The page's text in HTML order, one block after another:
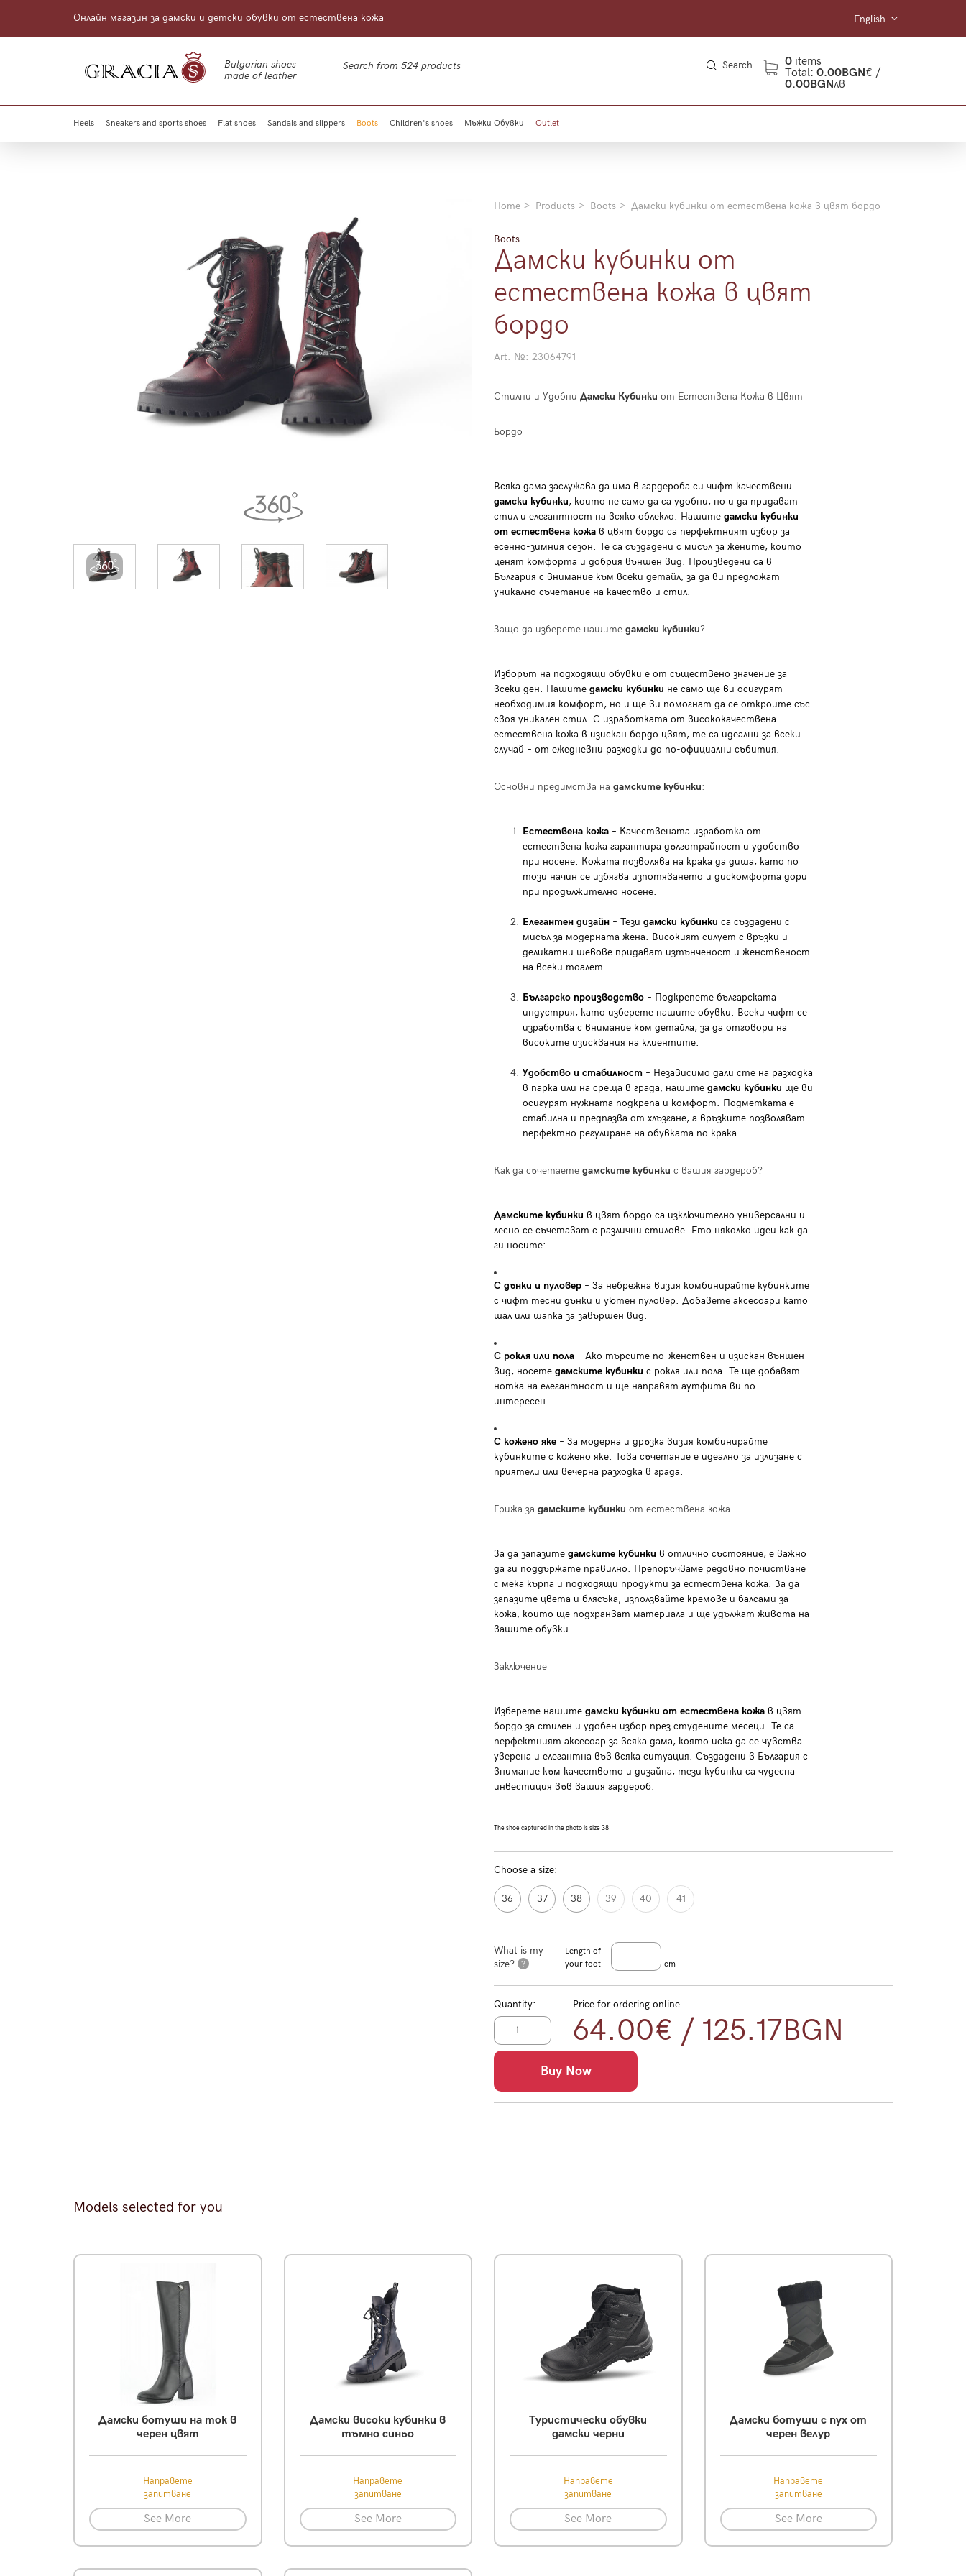
Онлайн магазин за дамски и детски обувки от естествена кожа English
Bulgarian shoes
made of leather
0 items
Total:0.00BGN€ /
0.00BGNлв
Search
Heels Sneakers and sports shoes Flat shoes Sandals and slippers Boots Children's shoes Мъжки Обувки Outlet
Home Products Boots Дамски кубинки от естествена кожа в цвят бордо
Boots
Дамски кубинки от
естествена кожа в цвят
бордо
Art. №: 23064791
Стилни и Удобни Дамски Кубинки от Естествена Кожа в Цвят
Бордо
Всяка дама заслужава да има в гардероба си чифт качествени
дамски кубинки, които не само да са удобни, но и да придават
стил и елегантност на всяко облекло. Нашите дамски кубинки
от естествена кожа в цвят бордо са перфектният избор за
есенно-зимния сезон. Те са създадени с мисъл за жените, които
ценят комфорта и добрия външен вид. Произведени са в
България с внимание към всеки детайл, за да ви предложат
уникално съчетание на качество и стил.
Защо да изберете нашите дамски кубинки?
Изборът на подходящи обувки е от съществено значение за
всеки ден. Нашите дамски кубинки не само ще ви осигурят
необходимия комфорт, но и ще ви помогнат да се откроите със
своя уникален стил. С изработката от висококачествена
естествена кожа в изискан бордо цвят, те са идеални за всеки
случай – от ежедневни разходки до по-официални събития.
Основни предимства на дамските кубинки:
Естествена кожа – Качествената изработка от
естествена кожа гарантира дълготрайност и удобство
при носене. Кожата позволява на крака да диша, като по
този начин се избягва изпотяването и дискомфорта дори
при продължително носене.
Елегантен дизайн – Тези дамски кубинки са създадени с
мисъл за модерната жена. Високият силует с връзки и
деликатни шевове придават изтънченост и женственост
на всеки тоалет.
Българско производство – Подкрепете българската
индустрия, като изберете нашите обувки. Всеки чифт се
изработва с внимание към детайла, за да отговори на
високите изисквания на клиентите.
Удобство и стабилност – Независимо дали сте на разходка
в парка или на среща в града, нашите дамски кубинки ще ви
осигурят нужната подкрепа и комфорт. Подметката е
стабилна и предпазва от хлъзгане, а връзките позволяват
перфектно регулиране на обувката по крака.
Как да съчетаете дамските кубинки с вашия гардероб?
Дамските кубинки в цвят бордо са изключително универсални и
лесно се съчетават с различни стилове. Ето няколко идеи как да
ги носите:
С дънки и пуловер – За небрежна визия комбинирайте кубинките
с чифт тесни дънки и уютен пуловер. Добавете аксесоари като
шал или шапка за завършен вид.
С рокля или пола – Ако търсите по-женствен и изискан външен
вид, носете дамските кубинки с рокля или пола. Те ще добавят
нотка на елегантност и ще направят аутфита ви по-
интересен.
С кожено яке – За модерна и дръзка визия комбинирайте
кубинките с кожено яке. Това съчетание е идеално за излизане с
приятели или вечерна разходка в града.
Грижа за дамските кубинки от естествена кожа
За да запазите дамските кубинки в отлично състояние, е важно
да ги поддържате правилно. Препоръчваме редовно почистване
с мека кърпа и подходящи продукти за естествена кожа. За да
запазите цвета и блясъка, използвайте кремове и балсами за
кожа, които ще подхранват материала и ще удължат живота на
вашите обувки.
Заключение
Изберете нашите дамски кубинки от естествена кожа в цвят
бордо за стилен и удобен избор през студените месеци. Те са
перфектният аксесоар за всяка дама, която иска да се чувства
уверена и елегантна във всяка ситуация. Създадени в България с
внимание към качеството и дизайна, тези кубинки са чудесна
инвестиция във вашия гардероб.
The shoe captured in the photo is size 38
Choose a size:
36 37 38 39 40 41
What is my
size? ?
Length of
your foot
cm
Quantity: Price for ordering online
64.00€ / 125.17BGN
Buy Now
Models selected for you
Дамски ботуши на ток в
черен цвят
Направете
запитване
See More
Дамски високи кубинки в
тъмно синьо
Направете
запитване
See More
Tуристически обувки
дамски черни
Направете
запитване
See More
Дамски ботуши с пух от
черен велур
Направете
запитване
See More